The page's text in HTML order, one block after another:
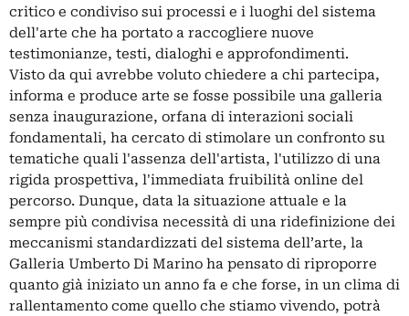
critico e condiviso sui processi e i luoghi del sistema
dell'arte che ha portato a raccogliere nuove
testimonianze, testi, dialoghi e approfondimenti.
Visto da qui avrebbe voluto chiedere a chi partecipa,
informa e produce arte se fosse possibile una galleria
senza inaugurazione, orfana di interazioni sociali
fondamentali, ha cercato di stimolare un confronto su
tematiche quali l'assenza dell'artista, l'utilizzo di una
rigida prospettiva, l'immediata fruibilità online del
percorso. Dunque, data la situazione attuale e la
sempre più condivisa necessità di una ridefinizione dei
meccanismi standardizzati del sistema dell’arte, la
Galleria Umberto Di Marino ha pensato di riproporre
quanto già iniziato un anno fa e che forse, in un clima di
rallentamento come quello che stiamo vivendo, potrà